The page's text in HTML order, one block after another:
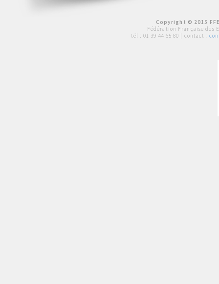
Copyright © 2015
Fédération Française des
tél : 01 39 44 65 80 | contact :